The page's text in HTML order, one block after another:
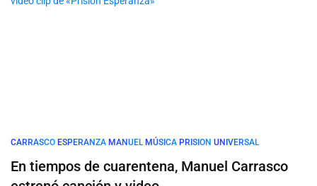
CARRASCO ESPERANZA MANUEL MÚSICA PRISION UNIVERSAL
En tiempos de cuarentena, Manuel Carrasco